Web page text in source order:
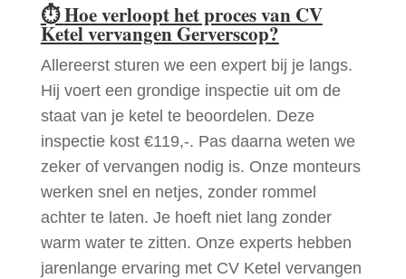
⏱Hoe verloopt het proces van CV
Ketel vervangen Gerverscop?
Allereerst sturen we een expert bij je langs.
Hij voert een grondige inspectie uit om de
staat van je ketel te beoordelen. Deze
inspectie kost €119,-. Pas daarna weten we
zeker of vervangen nodig is. Onze monteurs
werken snel en netjes, zonder rommel
achter te laten. Je hoeft niet lang zonder
warm water te zitten. Onze experts hebben
jarenlange ervaring met CV Ketel vervangen